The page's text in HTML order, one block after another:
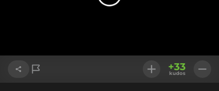
+33
kudos